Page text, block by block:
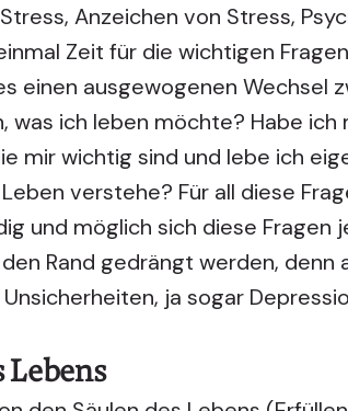
Anzeichen von Stress,
Zeit für die wichtigen
einen ausgewogenen Wechsel
was ich leben möchte? Habe
mir wichtig sind und lebe ich
verstehe? Für all diese
und möglich sich diese Fragen
Rand gedrängt werden,
ja sogar
Lebens